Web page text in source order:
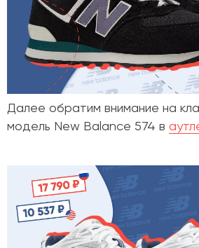
Далее обратим внимание на
модель New Balance 574 в